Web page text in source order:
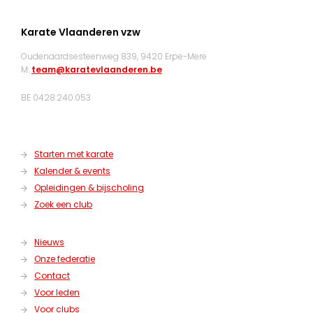
Karate Vlaanderen vzw
Oudenaardsesteenweg 839, 9420 Erpe-Mere
M: team@karatevlaanderen.be
BE 0428.240.053
Starten met karate
Kalender & events
Opleidingen & bijscholing
Zoek een club
Nieuws
Onze federatie
Contact
Voor leden
Voor clubs